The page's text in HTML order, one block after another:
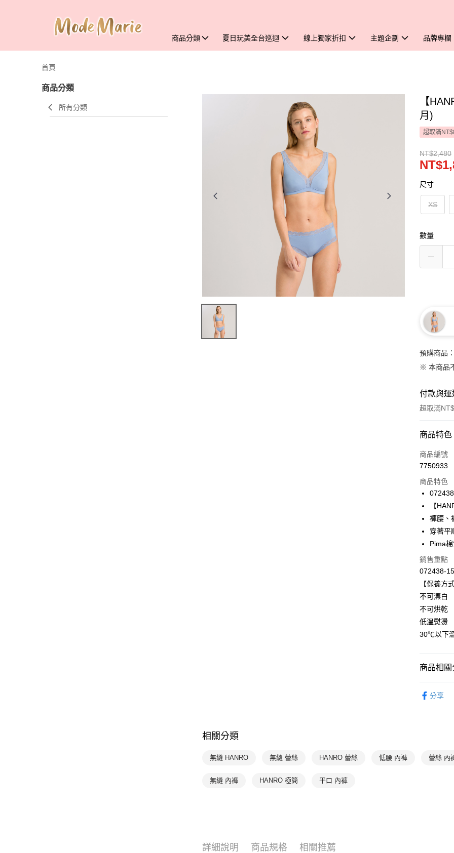
商品分類 夏日玩美全台巡迴 線上獨家折扣 主題企劃 品牌專欄
首頁
商品分類
所有分類
【
月)
超取滿
NT$2,480
尺寸
XS
數量
預購商品
※ 本商品
付款與
超取滿
付款方式
信用卡一
合作金
華南商
國泰世
臺灣中
匯豐（
聯邦商
玉山商
台新國
台灣樂
LINE Pay
悠遊付
全盈+PAY
ATM付款
運送方式
付款後全
每筆
每筆
商品特色
商品編號
7750933
商品特色
【
褲腰、
穿著平
Pima
銷售重點
072438-
【保養方
不可漂白
不可烘乾
低溫熨燙
30℃以下
商品相關
分享
相關分類
無縫 HANRO 無縫 蕾絲 HANRO 蕾絲 低腰 內褲 蕾絲 內
無縫 內褲 HANRO 極簡 平口 內褲
詳細說明 商品規格 相關推薦